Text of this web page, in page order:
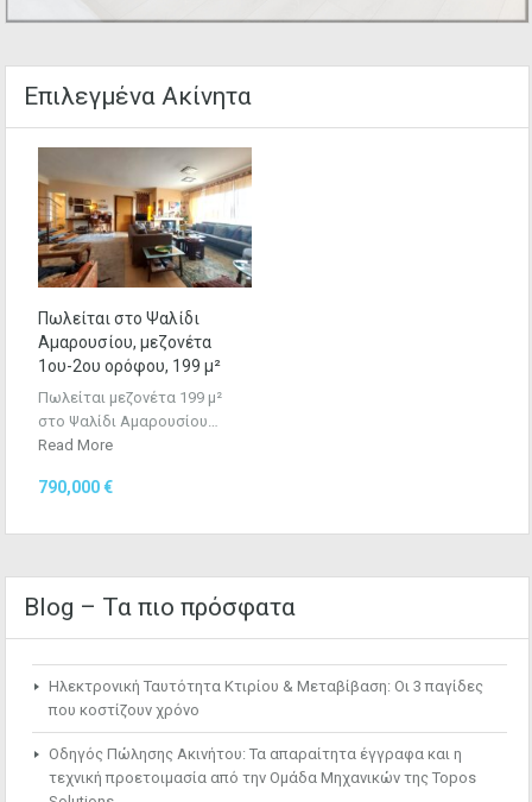
Επιλεγμένα Ακίνητα
Πωλείται στο Ψαλίδι
Αμαρουσίου, μεζονέτα
1ου-2ου ορόφου, 199 μ²
Πωλείται μεζονέτα 199 μ²
στo Ψαλίδι Αμαρουσίου…
Read More
790,000 €
Blog – Τα πιο πρόσφατα
Ηλεκτρονική Ταυτότητα Κτιρίου & Μεταβίβαση: Οι 3 παγίδες
που κοστίζουν χρόνο
Οδηγός Πώλησης Ακινήτου: Τα απαραίτητα έγγραφα και η
τεχνική προετοιμασία από την Ομάδα Μηχανικών της Topos